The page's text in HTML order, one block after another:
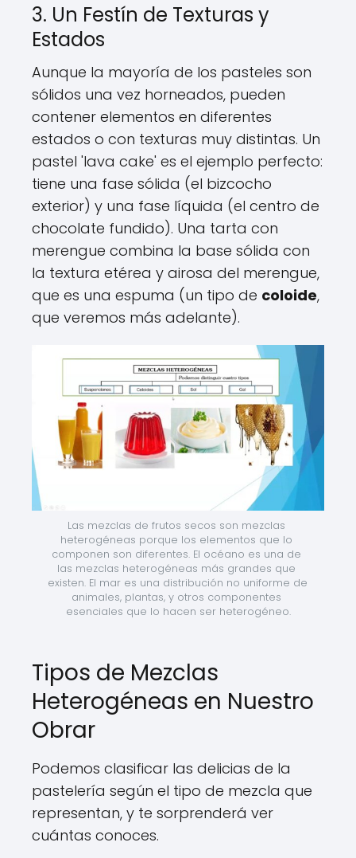
3. Un Festín de Texturas y
Estados
Aunque la mayoría de los pasteles son
sólidos una vez horneados, pueden
contener elementos en diferentes
estados o con texturas muy distintas. Un
pastel 'lava cake' es el ejemplo perfecto:
tiene una fase sólida (el bizcocho
exterior) y una fase líquida (el centro de
chocolate fundido). Una tarta con
merengue combina la base sólida con
la textura etérea y airosa del merengue,
que es una espuma (un tipo de coloide,
que veremos más adelante).
Las mezclas de frutos secos son mezclas
heterogéneas porque los elementos que lo
componen son diferentes. El océano es una de
las mezclas heterogéneas más grandes que
existen. El mar es una distribución no uniforme de
animales, plantas, y otros componentes
esenciales que lo hacen ser heterogéneo.
Tipos de Mezclas
Heterogéneas en Nuestro
Obrar
Podemos clasificar las delicias de la
pastelería según el tipo de mezcla que
representan, y te sorprenderá ver
cuántas conoces.